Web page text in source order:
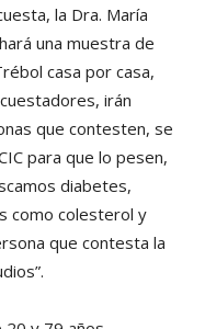
la Dra. María
una muestra de
casa por casa,
irán
que contesten, se
para que lo pesen,
diabetes,
como colesterol y
que contesta la